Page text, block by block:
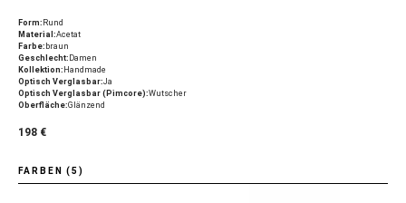
Form: Rund
Material:Acetat
Farbe: braun
Geschlecht: Damen
Kollektion: Handmade
Optisch Verglasbar:Ja
Optisch Verglasbar (Pimcore):Wutscher
Oberfläche:Glänzend
198 €
FARBEN (5)